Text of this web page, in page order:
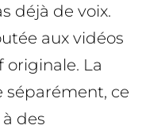
déjà de voix.
aux vidéos
originale. La
séparément, ce
des